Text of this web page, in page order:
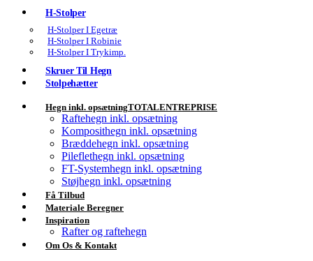
H-Stolper
H-Stolper I Egetræ
H-Stolper I Robinie
H-Stolper I Trykimp.
Skruer Til Hegn
Stolpehætter
Hegn inkl. opsætningTOTALENTREPRISE
Raftehegn inkl. opsætning
Komposithegn inkl. opsætning
Bræddehegn inkl. opsætning
Pileflethegn inkl. opsætning
FT-Systemhegn inkl. opsætning
Støjhegn inkl. opsætning
Få Tilbud
Materiale Beregner
Inspiration
Rafter og raftehegn
Om Os & Kontakt